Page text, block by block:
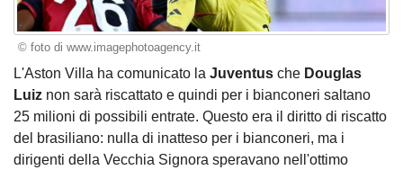
© foto di www.imagephotoagency.it
L'Aston Villa ha comunicato la Juventus che Douglas
Luiz non sarà riscattato e quindi per i bianconeri saltano
25 milioni di possibili entrate. Questo era il diritto di riscatto
del brasiliano: nulla di inatteso per i bianconeri, ma i
dirigenti della Vecchia Signora speravano nell'ottimo